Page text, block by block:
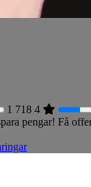
1 718 4
pengar! Få